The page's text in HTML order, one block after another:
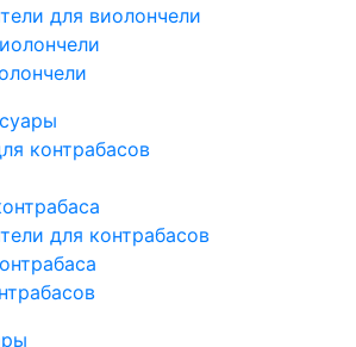
для виолончели
контрабасов
для контрабасов